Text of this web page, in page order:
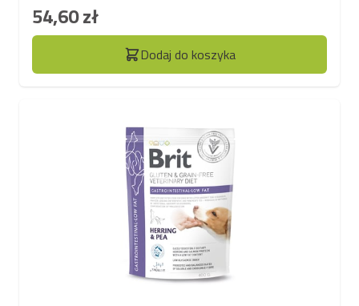
54,60 zł
Dodaj do koszyka